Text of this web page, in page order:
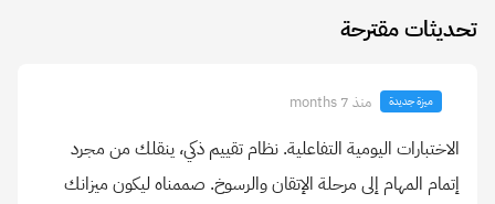
تحديثات مقترحة
ميزة جديدة منذ 7 months
الاختبارات اليومية التفاعلية. نظام تقييم ذكي، ينقلك من مجرد
إتمام المهام إلى مرحلة الإتقان والرسوخ. صممناه ليكون ميزانك